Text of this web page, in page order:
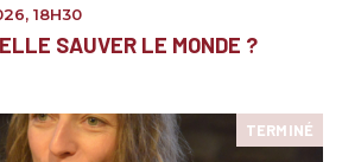
, 18H30
SAUVER LE MONDE ?
TERMINÉ